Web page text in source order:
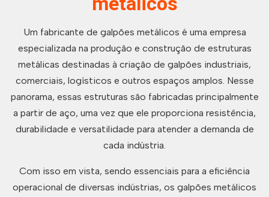
Um fabricante de galpões metálicos é uma empresa
especializada na produção e construção de estruturas
metálicas destinadas à criação de galpões industriais,
comerciais, logísticos e outros espaços amplos. Nesse
panorama, essas estruturas são fabricadas principalmente
a partir de aço, uma vez que ele proporciona resistência,
durabilidade e versatilidade para atender a demanda de
cada indústria.
Com isso em vista, sendo essenciais para a eficiência
operacional de diversas indústrias, os galpões metálicos